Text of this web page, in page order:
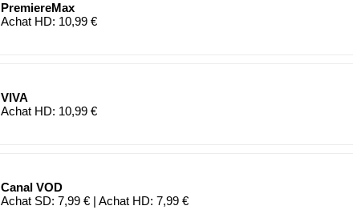
PremiereMax
Achat HD: 10,99 €
VIVA
Achat HD: 10,99 €
Canal VOD
Achat SD: 7,99 € | Achat HD: 7,99 €